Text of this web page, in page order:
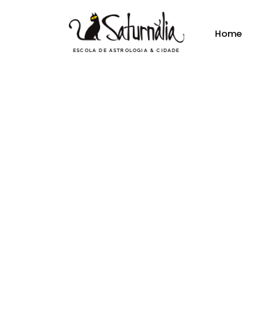
Home
ESCOLA DE ASTROLOGIA & CIDADE